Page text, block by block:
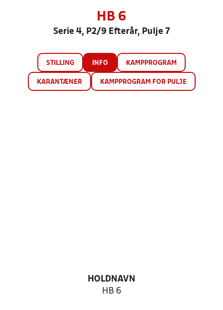
HB 6
Serie 4, P2/9 Efterår, Pulje 7
STILLING INFO KAMPPROGRAM
KARANTÆNER KAMPPROGRAM FOR PULJE
HOLDNAVN
HB 6